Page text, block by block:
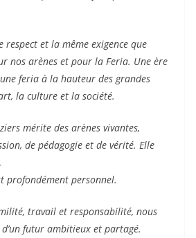
respect et la même exigence que
nos arènes et pour la Feria. Une ère
feria à la hauteur des grandes
la culture et la société.
mérite des arènes vivantes,
de pédagogie et de vérité. Elle
profondément personnel.
travail et responsabilité, nous
futur ambitieux et partagé.